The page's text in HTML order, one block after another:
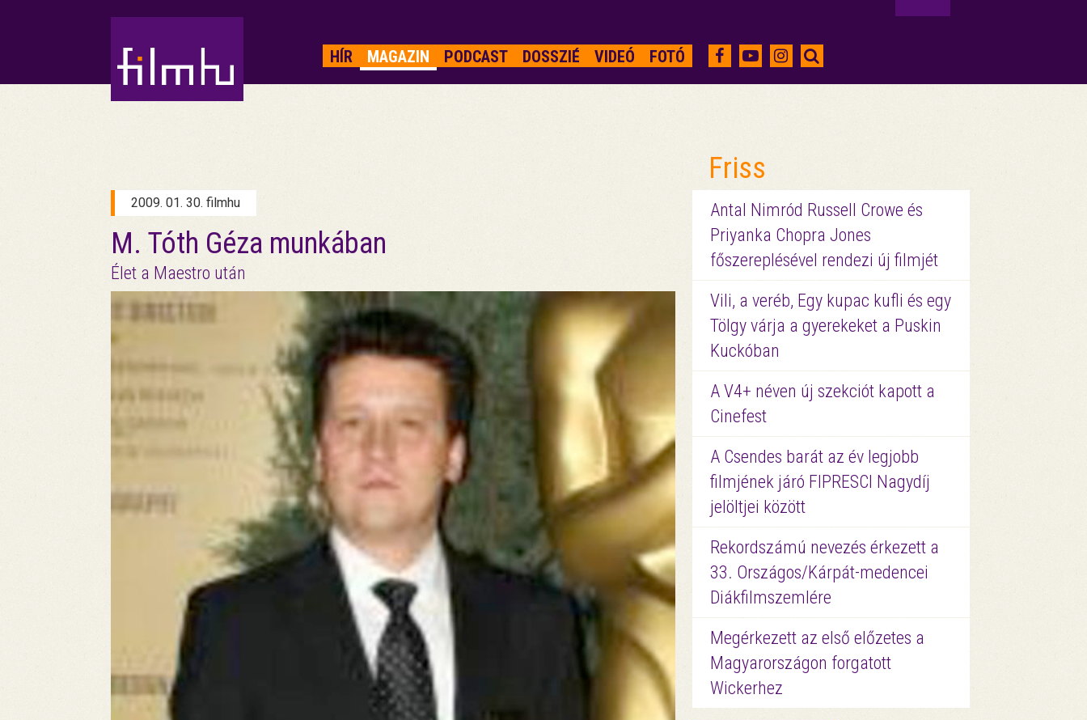
HÍR MAGAZIN PODCAST DOSSZIÉ VIDEÓ FOTÓ
2009. 01. 30. filmhu
M. Tóth Géza munkában
Élet a Maestro után
Friss
Antal Nimród Russell Crowe és
Priyanka Chopra Jones
főszereplésével rendezi új filmjét
Vili, a veréb, Egy kupac kufli és egy
Tölgy várja a gyerekeket a Puskin
Kuckóban
A V4+ néven új szekciót kapott a
Cinefest
A Csendes barát az év legjobb
filmjének járó FIPRESCI Nagydíj
jelöltjei között
Rekordszámú nevezés érkezett a
33. Országos/Kárpát-medencei
Diákfilmszemlére
Megérkezett az első előzetes a
Magyarországon forgatott
Wickerhez